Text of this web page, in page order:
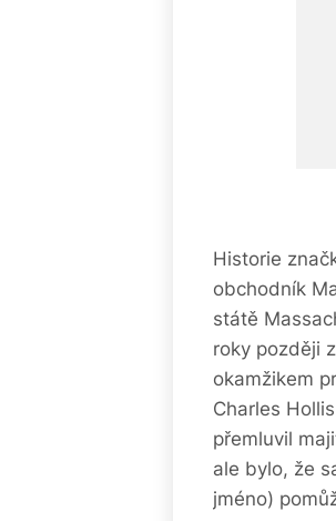
Historie
obchodník
státě
roky později
okamžikem
Charles
přemluvil
ale bylo, že
jméno)